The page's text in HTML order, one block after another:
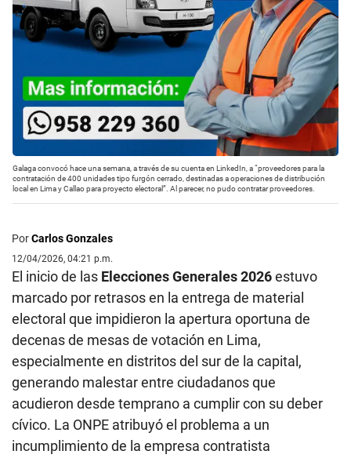
Galaga convocó hace una semana, a través de su cuenta en LinkedIn, a “proveedores para la
contratación de 400 unidades tipo furgón cerrado, destinadas a operaciones de distribución
local en Lima y Callao para proyecto electoral”. Al parecer, no pudo contratar proveedores.
PorCarlos Gonzales
12/04/2026, 04:21 p.m.
El inicio de las Elecciones Generales 2026estuvo
marcado por retrasos en la entrega de material
electoral que impidieron la apertura oportuna de
decenas de mesas de votación en Lima,
especialmente en distritos del sur de la capital,
generando malestar entre ciudadanos que
acudieron desde temprano a cumplir con su deber
cívico. La ONPE atribuyó el problema a un
incumplimiento de la empresa contratista